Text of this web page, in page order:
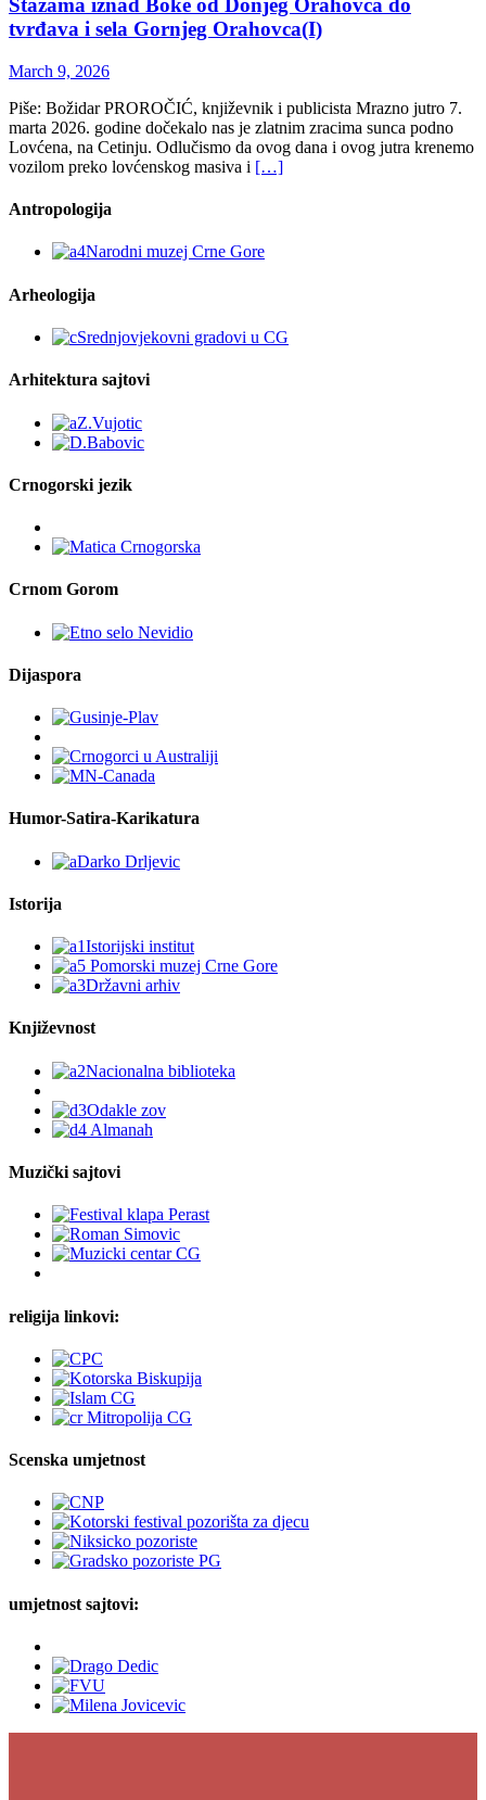
Stazama iznad Boke od Donjeg Orahovca do
tvrđava i sela Gornjeg Orahovca(I)
March 9, 2026
Piše: Božidar PROROČIĆ, književnik i publicista Mrazno jutro 7.
marta 2026. godine dočekalo nas je zlatnim zracima sunca podno
Lovćena, na Cetinju. Odlučismo da ovog dana i ovog jutra krenemo
vozilom preko lovćenskog masiva i […]
Antropologija
Arheologija
Arhitektura sajtovi
Crnogorski jezik
Crnom Gorom
Dijaspora
Humor-Satira-Karikatura
Istorija
Književnost
Muzički sajtovi
religija linkovi:
Scenska umjetnost
umjetnost sajtovi: